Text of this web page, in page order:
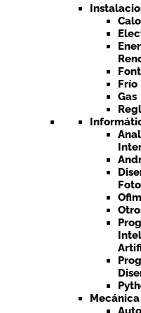
Frío
Gas
Mecánica